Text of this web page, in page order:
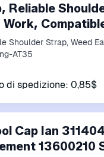
Reliable
Work,
Shoulder Strap, Weed
AT35
di spedizione: 0,85$
Cap Ian
13600210